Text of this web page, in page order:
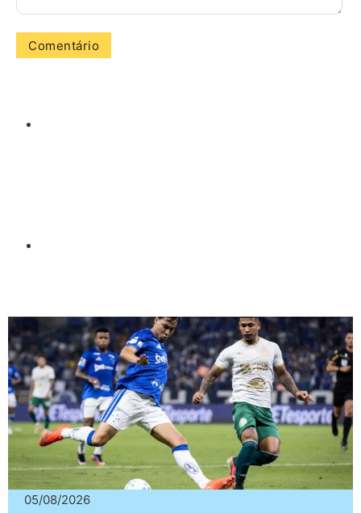
05/08/2026